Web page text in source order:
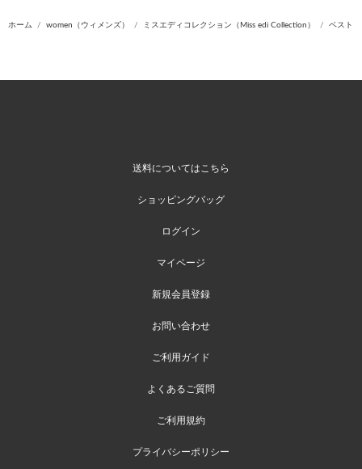
ホーム women（ウィメンズ） ミスエディコレクション（Miss edi Collection） ベスト
送料についてはこちら
ショッピングバッグ
ログイン
マイページ
新規会員登録
お問い合わせ
ご利用ガイド
よくあるご質問
ご利用規約
プライバシーポリシー